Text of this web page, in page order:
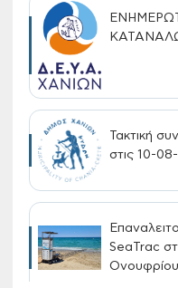
Τακτική
στις 10-
SeaTrac
Ονουφρίου